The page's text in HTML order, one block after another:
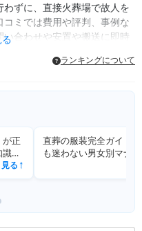
ずに、直接火葬場で故人を
ミでは費用や評判、事例な
合わせや安置や搬送に即時
ランキングについて
直葬の服装完全ガイド｜平服指
も迷わない男女別マナーと実例